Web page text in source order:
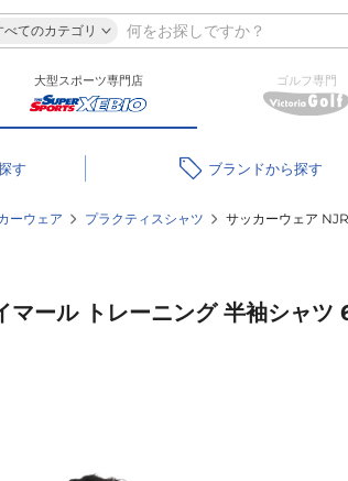
べてのカテゴリ
大型スポーツ専門店 ゴルフ専門
ブランド
ーウェア プラクティスシャツ サッカーウェア
マール トレーニング 半袖シャツ